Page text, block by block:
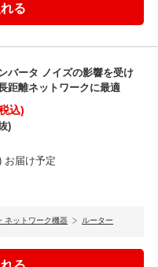
バータ ノイズの影響を受け
距離ネットワークに最適
込)
)
お届け予定
ネットワーク機器 ルーター